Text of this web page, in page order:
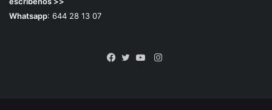
Whatsapp: 644 28 13 07
Instagram